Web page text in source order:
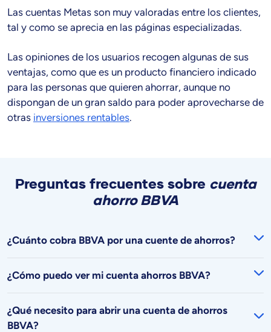
Las cuentas Metas son muy valoradas entre los clientes,
tal y como se aprecia en las páginas especializadas.
Las opiniones de los usuarios recogen algunas de sus
ventajas, como que es un producto financiero indicado
para las personas que quieren ahorrar, aunque no
dispongan de un gran saldo para poder aprovecharse de
otras inversiones rentables.
Preguntas frecuentes sobre cuenta
ahorro BBVA
¿Cuánto cobra BBVA por una cuente de ahorros?
¿Cómo puedo ver mi cuenta ahorros BBVA?
¿Qué necesito para abrir una cuenta de ahorros
BBVA?